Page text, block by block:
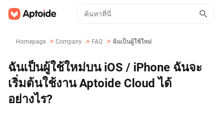
Homepage > Company > FAQ > ฉันเป็นผู้ใช้ใหม่บน IOS / IPhone ฉันจะเริ่
ฉันเป็นผู้ใช้ใหม่บน iOS / iPhone ฉันจะ
เริ่มต้นใช้งาน Aptoide Cloud ได้
อย่างไร?